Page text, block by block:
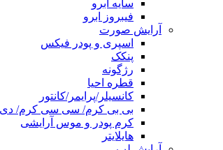
سایه ابرو
فیبروز ابرو
آرایش صورت
اسپری و پودر فیکس
پنکک
رژگونه
قطره احیا
کانسیلر/پرایمر/کانتور
بی بی کرم/ سی سی کرم/
کرم پودر و موس آرایشی
هایلایتر